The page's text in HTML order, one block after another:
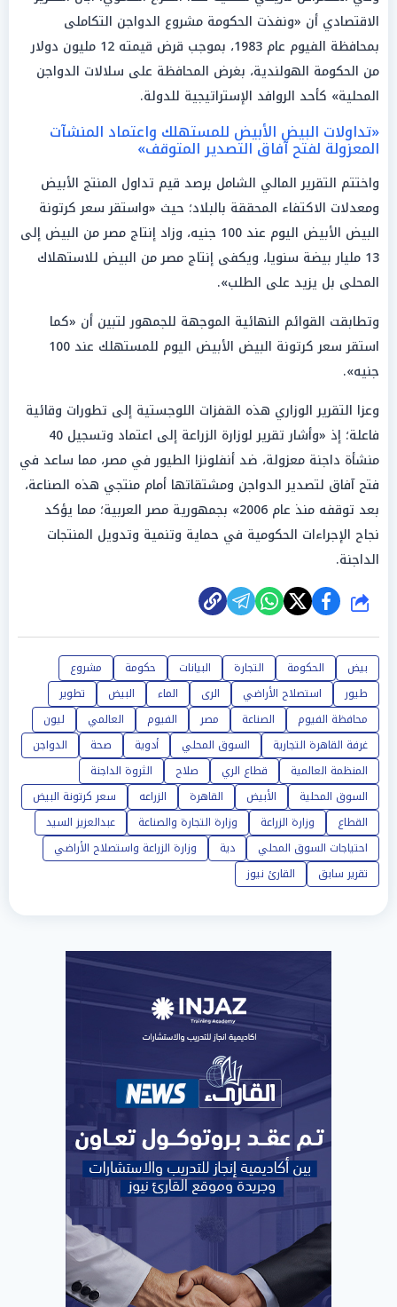
الاقتصادي أن «ونفذت الحكومة مشروع الدواجن التكاملى
بمحافظة الفيوم عام 1983، بموجب قرض قيمته 12 مليون دولار
من الحكومة الهولندية، بغرض المحافظة على سلالات الدواجن
المحلية» كأحد الروافد الإستراتيجية للدولة.
«تداولات البيض الأبيض للمستهلك واعتماد المنشآت
المعزولة لفتح آفاق التصدير المتوقف»
واختتم التقرير المالي الشامل برصد قيم تداول المنتج الأبيض
ومعدلات الاكتفاء المحققة بالبلاد؛ حيث «واستقر سعر كرتونة
البيض الأبيض اليوم عند 100 جنيه، وزاد إنتاج مصر من البيض إلى
13 مليار بيضة سنويا، ويكفى إنتاج مصر من البيض للاستهلاك
المحلى بل يزيد على الطلب».
وتطابقت القوائم النهائية الموجهة للجمهور لتبين أن «كما
استقر سعر كرتونة البيض الأبيض اليوم للمستهلك عند 100
جنيه».
وعزا التقرير الوزاري هذه القفزات اللوجستية إلى تطورات وقائية
فاعلة؛ إذ «وأشار تقرير لوزارة الزراعة إلى اعتماد وتسجيل 40
منشأة داجنة معزولة، ضد أنفلونزا الطيور في مصر، مما ساعد في
فتح آفاق لتصدير الدواجن ومشتقاتها أمام منتجي هذه الصناعة،
بعد توقفه منذ عام 2006» بجمهورية مصر العربية؛ مما يؤكد
نجاح الإجراءات الحكومية في حماية وتنمية وتدويل المنتجات
الداجنة.
شارك
بيض الحكومة التجارة البيانات حكومة
مشروع
طيور
استصلاح الأراضي الرى الماء البيض
تطوير
محافظة الفيوم
الصناعة مصر الفيوم العالمي
ليون
غرفة القاهرة التجارية
السوق المحلي أدوية صحة
الدواجن
المنظمة العالمية
قطاع الري صلاح
الثروة الداجنة
السوق المحلية
الأبيض القاهرة الزراعه
سعر كرتونة البيض
القطاع
وزارة الزراعة وزارة التجارة والصناعة
عبدالعزيز السيد
احتياجات السوق المحلي
دية
وزارة الزراعة واستصلاح الأراضي
تقرير سابق
القارئ نيوز